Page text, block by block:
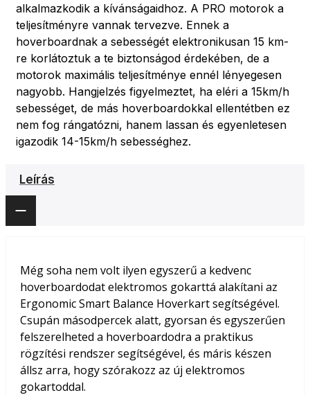
alkalmazkodik a kívánságaidhoz. A PRO motorok a
teljesítményre vannak tervezve. Ennek a
hoverboardnak a sebességét elektronikusan 15 km-
re korlátoztuk a te biztonságod érdekében, de a
motorok maximális teljesítménye ennél lényegesen
nagyobb. Hangjelzés figyelmeztet, ha eléri a 15km/h
sebességet, de más hoverboardokkal ellentétben ez
nem fog rángatózni, hanem lassan és egyenletesen
igazodik 14-15km/h sebességhez.
Leírás
Még soha nem volt ilyen egyszerű a kedvenc
hoverboardodat elektromos gokarttá alakítani az
Ergonomic Smart Balance Hoverkart segítségével.
Csupán másodpercek alatt, gyorsan és egyszerűen
felszerelheted a hoverboardodra a praktikus
rögzítési rendszer segítségével, és máris készen
állsz arra, hogy szórakozz az új elektromos
gokartoddal.